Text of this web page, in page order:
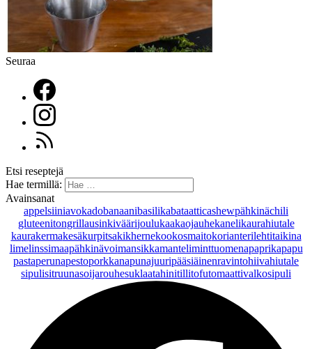
Seuraa
Etsi reseptejä
Hae termillä:
Avainsanat
appelsiiniavokadobanaanibasilikabataatticashewpähkinächili
gluteenitongrillausinkiväärijoulukaakaojauhekanelikaurahiutale
kaurakermakesäkurpitsakikhernekookosmaitokorianterilehtitaikina
limelinssimaapähkinävoimansikkamanteliminttuomenapaprikapapu
pastaperunapestoporkkanapunajuuripääsiäinenravintohiivahiutale
sipulisitruunasoijarouhesuklaatahinitillitofutomaattivalkosipuli